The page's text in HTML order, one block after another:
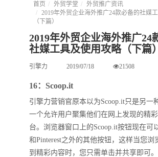
首页 外贸学堂
外贸推广资讯
2019年外贸企业海外推广24款必备的社媒
（下篇）
2019年外贸企业海外推广24
社媒工具及使用攻略（下篇）
引擎力 2019/07/18 21508
16：Scoop.it
引擎力营销官原本以为Scoop.it只是另一
一个允许用户聚集他们在网上发现的精
台。浏览器窗口上的Scoop.it按钮现在可
和Pinterest之外的其他按钮，这样当您浏
到精彩内容时，您只需单击并共享即可。